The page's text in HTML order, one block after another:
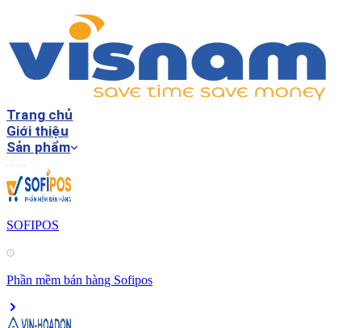
Trang chủ
Giới thiệu
Sản phẩm
SOFIPOS
Phần mềm bán hàng Sofipos